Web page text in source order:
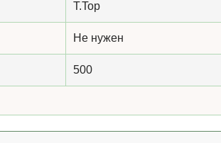
T.Top
Не нужен
500